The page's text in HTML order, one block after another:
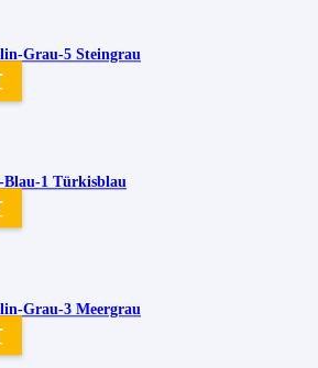
Grau-5 Steingrau
1 Türkisblau
Grau-3 Meergrau